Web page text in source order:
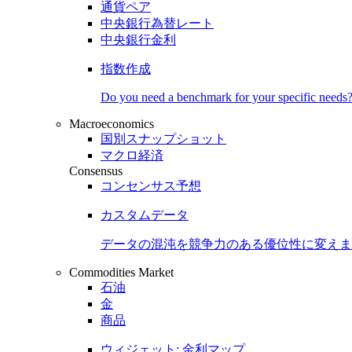
通貨ペア
中央銀行為替レート
中央銀行金利
指数作成
Do you need a benchmark for your specific needs?
Macroeconomics
国別スナップショット
マクロ経済
Consensus
コンセンサス予想
カスタムデータ
データの混沌を競争力のある優位性に変え
Commodities Market
石油
金
商品
ウィジェット: 金利マップ